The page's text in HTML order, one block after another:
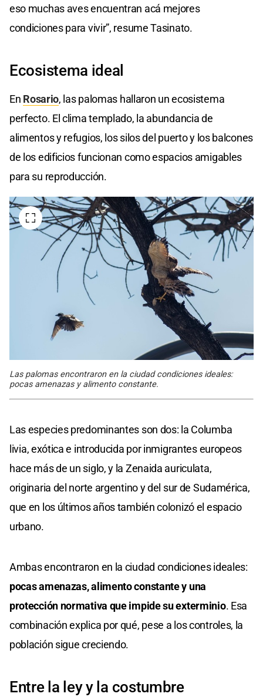
eso muchas aves encuentran acá mejores
condiciones para vivir”, resume Tasinato.
Ecosistema ideal
En Rosario, las palomas hallaron un ecosistema
perfecto. El clima templado, la abundancia de
alimentos y refugios, los silos del puerto y los balcones
de los edificios funcionan como espacios amigables
para su reproducción.
Las palomas encontraron en la ciudad condiciones ideales:
pocas amenazas y alimento constante.
Las especies predominantes son dos: la Columba
livia, exótica e introducida por inmigrantes europeos
hace más de un siglo, y la Zenaida auriculata,
originaria del norte argentino y del sur de Sudamérica,
que en los últimos años también colonizó el espacio
urbano.
Ambas encontraron en la ciudad condiciones ideales:
pocas amenazas, alimento constante y una
protección normativa que impide su exterminio. Esa
combinación explica por qué, pese a los controles, la
población sigue creciendo.
Entre la ley y la costumbre